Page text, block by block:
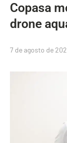
Copasa
drone
7 de agosto de